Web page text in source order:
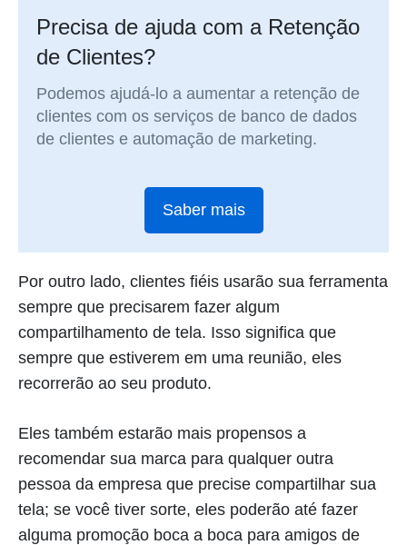
Precisa de ajuda com a Retenção
de Clientes?
Podemos ajudá-lo a aumentar a retenção de
clientes com os serviços de banco de dados
de clientes e automação de marketing.
Saber mais
Por outro lado, clientes fiéis usarão sua ferramenta
sempre que precisarem fazer algum
compartilhamento de tela. Isso significa que
sempre que estiverem em uma reunião, eles
recorrerão ao seu produto.
Eles também estarão mais propensos a
recomendar sua marca para qualquer outra
pessoa da empresa que precise compartilhar sua
tela; se você tiver sorte, eles poderão até fazer
alguma promoção boca a boca para amigos de